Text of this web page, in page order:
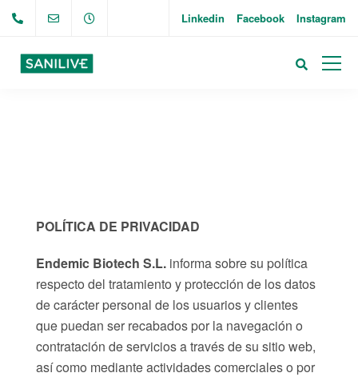
Linkedin Facebook Instagram
POLÍTICA DE PRIVACIDAD
Endemic Biotech S.L. informa sobre su política
respecto del tratamiento y protección de los datos
de carácter personal de los usuarios y clientes
que puedan ser recabados por la navegación o
contratación de servicios a través de su sitio web,
así como mediante actividades comerciales o por